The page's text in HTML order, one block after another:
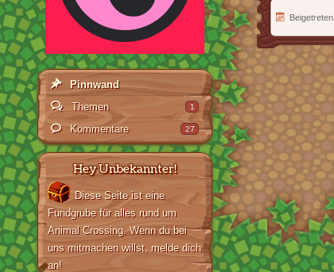
Pinnwand
Themen
1
Kommentare 27
Hey Unbekannter!
Diese Seite ist eine
Fundgrube für alles rund um
Animal Crossing. Wenn du bei
uns mitmachen willst, melde dich
an!
Beigetreten